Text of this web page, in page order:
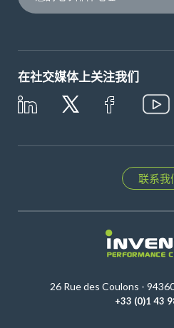
在社交媒体上关注我们
联系我
26 Rue des Coulons -
+33 (0)1 43